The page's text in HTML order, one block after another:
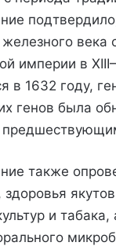
железного
империи в
в 1632 году,
генов была
также
здоровья
и